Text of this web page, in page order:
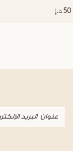
50 د.إ